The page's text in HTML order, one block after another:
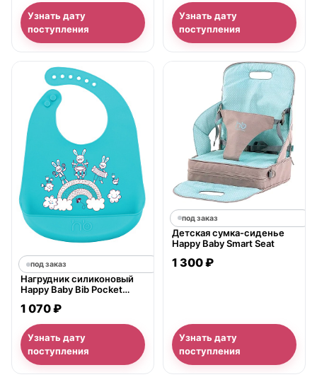
Узнать дату
поступления
Узнать дату
поступления
под заказ
Нагрудник силиконовый
Happy Baby Bib Pocket
1 070 ₽
Узнать дату
поступления
под заказ
Детская сумка-сиденье
Happy Baby Smart Seat
1 300 ₽
Узнать дату
поступления